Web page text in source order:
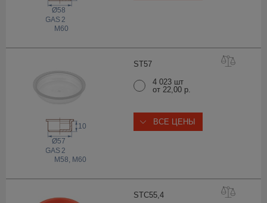
GAS 2
Ø58
M60
ST57
GAS 2
Ø57
10
M58, M60
4 023 шт
от 22,00 р.
ВСЕ ЦЕНЫ
STC55,4